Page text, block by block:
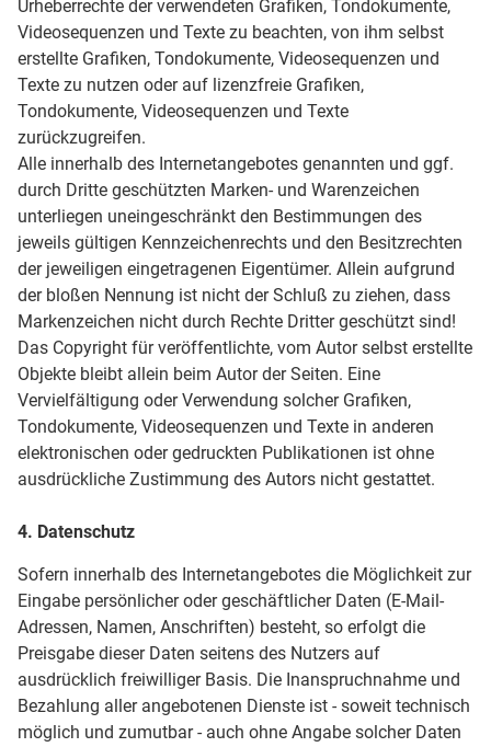
Urheberrechte der verwendeten Grafiken, Tondokumente,
Videosequenzen und Texte zu beachten, von ihm selbst
erstellte Grafiken, Tondokumente, Videosequenzen und
Texte zu nutzen oder auf lizenzfreie Grafiken,
Tondokumente, Videosequenzen und Texte
zurückzugreifen.
Alle innerhalb des Internetangebotes genannten und ggf.
durch Dritte geschützten Marken- und Warenzeichen
unterliegen uneingeschränkt den Bestimmungen des
jeweils gültigen Kennzeichenrechts und den Besitzrechten
der jeweiligen eingetragenen Eigentümer. Allein aufgrund
der bloßen Nennung ist nicht der Schluß zu ziehen, dass
Markenzeichen nicht durch Rechte Dritter geschützt sind!
Das Copyright für veröffentlichte, vom Autor selbst erstellte
Objekte bleibt allein beim Autor der Seiten. Eine
Vervielfältigung oder Verwendung solcher Grafiken,
Tondokumente, Videosequenzen und Texte in anderen
elektronischen oder gedruckten Publikationen ist ohne
ausdrückliche Zustimmung des Autors nicht gestattet.
4. Datenschutz
Sofern innerhalb des Internetangebotes die Möglichkeit zur
Eingabe persönlicher oder geschäftlicher Daten (E-Mail-
Adressen, Namen, Anschriften) besteht, so erfolgt die
Preisgabe dieser Daten seitens des Nutzers auf
ausdrücklich freiwilliger Basis. Die Inanspruchnahme und
Bezahlung aller angebotenen Dienste ist - soweit technisch
möglich und zumutbar - auch ohne Angabe solcher Daten